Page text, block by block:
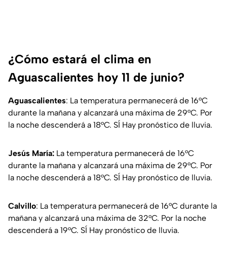
¿Cómo estará el clima en
Aguascalientes hoy 11 de junio?
Aguascalientes: La temperatura permanecerá de 16°C
durante la mañana y alcanzará una máxima de 29°C. Por
la noche descenderá a 18°C. SÍ Hay pronóstico de lluvia.
Jesús María: La temperatura permanecerá de 16°C
durante la mañana y alcanzará una máxima de 29°C. Por
la noche descenderá a 18°C. SÍ Hay pronóstico de lluvia.
Calvillo: La temperatura permanecerá de 16°C durante la
mañana y alcanzará una máxima de 32°C. Por la noche
descenderá a 19°C. SÍ Hay pronóstico de lluvia.